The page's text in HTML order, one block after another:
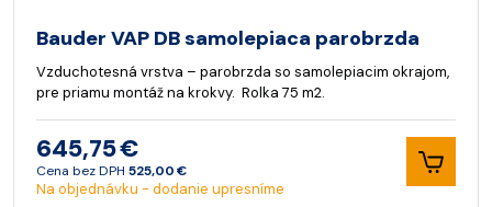
Bauder VAP DB samolepiaca parobrzda
Vzduchotesná vrstva – parobrzda so samolepiacim okrajom,
pre priamu montáž na krokvy. Rolka 75 m2.
645,75 €
Cena bez DPH 525,00 €
Na objednávku - dodanie upresníme